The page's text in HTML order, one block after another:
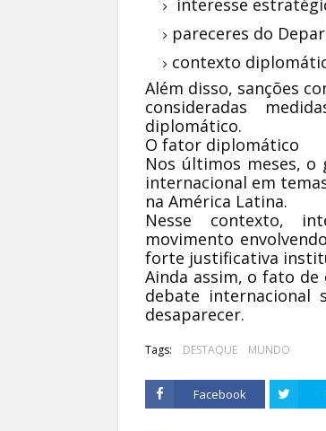
interesse
pareceres do
contexto
Além disso, sanções
consideradas
diplomático.
O fator diplomático
Nos últimos meses, o
internacional em
na América Latina.
Nesse contexto,
movimento
forte justificativa
Ainda assim, o fato
debate internacional
desaparecer.
Tags: DESTAQUE MUNDO
Facebook